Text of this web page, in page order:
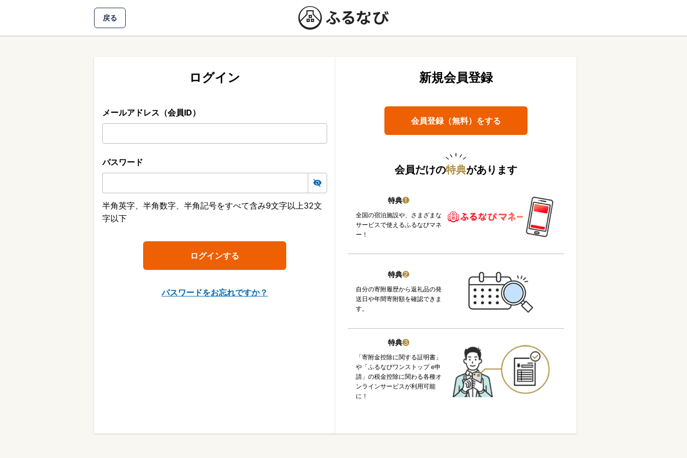
戻る
ログイン
メールアドレス（会員ID）
パスワード
半角英字、半角数字、半角記号をすべて含み9文字以上32文
字以下
パスワードをお忘れですか？
新規会員登録
会員登録（無料）をする
会員だけの特典があります
特典❶
全国の宿泊施設や、さまざまな
サービスで使えるふるなびマネ
ー！
特典❷
自分の寄附履歴から返礼品の発
送日や年間寄附額を確認できま
す。
特典❸
「寄附金控除に関する証明書」
や「ふるなびワンストップ e申
請」の税金控除に関わる各種オ
ンラインサービスが利用可能
に！